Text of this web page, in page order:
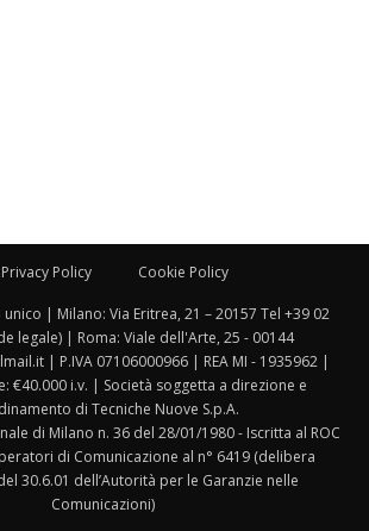
Privacy Policy Cookie Policy
| Milano: Via Eritrea, 21 – 20157 Tel +39 02
legale) | Roma: Viale dell'Arte, 25 - 00144
| P.IVA 07106000966 | REA MI - 1935962 |
€40.000 i.v. | Società soggetta a direzione e
di Tecniche Nuove S.p.A.
di Milano n. 36 del 28/01/1980 - Iscritta al ROC
di Comunicazione al n° 6419 (delibera
30.6.01 dell’Autorità per le Garanzie nelle
Comunicazioni)